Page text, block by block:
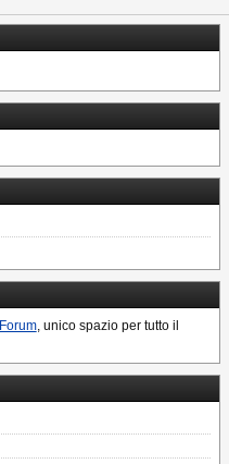
Forum, unico spazio per tutto il